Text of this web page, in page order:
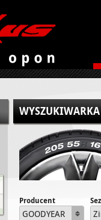
WYSZUKIWARKA
Producent
GOODYEAR